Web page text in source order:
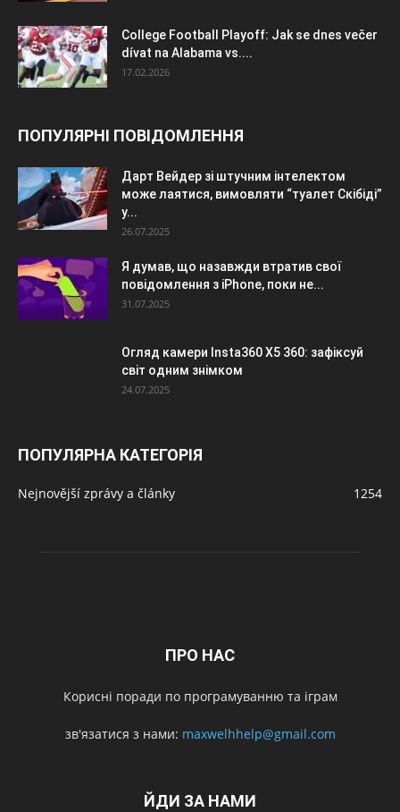
College Football Playoff: Jak se dnes večer
dívat na Alabama vs....
17.02.2026
ПОПУЛЯРНІ ПОВІДОМЛЕННЯ
Дарт Вейдер зі штучним інтелектом
може лаятися, вимовляти “туалет Скібіді”
у...
26.07.2025
Я думав, що назавжди втратив свої
повідомлення з iPhone, поки не...
31.07.2025
Огляд камери Insta360 X5 360: зафіксуй
світ одним знімком
24.07.2025
ПОПУЛЯРНА КАТЕГОРІЯ
Nejnovější zprávy a články 1254
ПРО НАС
Корисні поради по програмуванню та іграм
зв'язатися з нами: maxwelhhelp@gmail.com
ЙДИ ЗА НАМИ